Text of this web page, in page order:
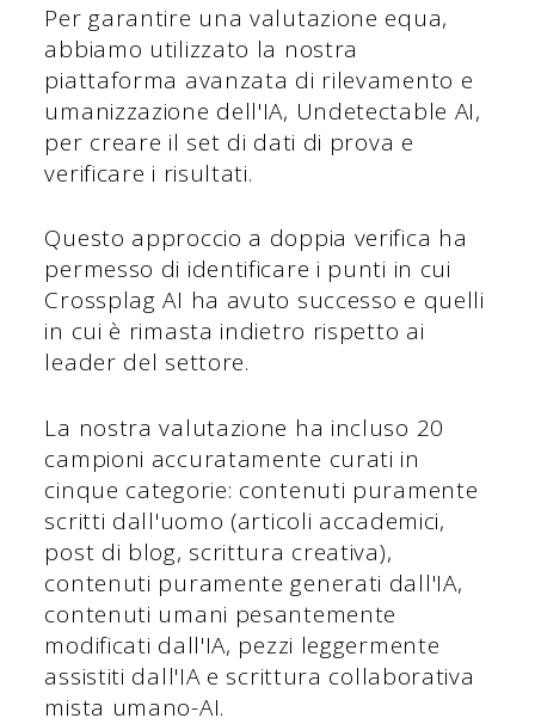
Per garantire una valutazione equa,
abbiamo utilizzato la nostra
piattaforma avanzata di rilevamento e
umanizzazione dell'IA, Undetectable AI,
per creare il set di dati di prova e
verificare i risultati.
Questo approccio a doppia verifica ha
permesso di identificare i punti in cui
Crossplag AI ha avuto successo e quelli
in cui è rimasta indietro rispetto ai
leader del settore.
La nostra valutazione ha incluso 20
campioni accuratamente curati in
cinque categorie: contenuti puramente
scritti dall'uomo (articoli accademici,
post di blog, scrittura creativa),
contenuti puramente generati dall'IA,
contenuti umani pesantemente
modificati dall'IA, pezzi leggermente
assistiti dall'IA e scrittura collaborativa
mista umano-AI.